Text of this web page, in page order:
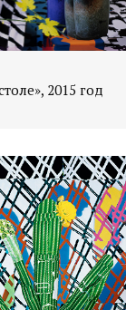
2015 год